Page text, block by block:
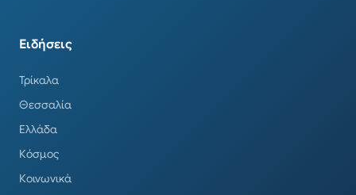
Ειδήσεις
Τρίκαλα
Θεσσαλία
Ελλάδα
Κόσμος
Κοινωνικά